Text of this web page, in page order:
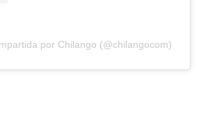
por Chilango (@chilangocom)